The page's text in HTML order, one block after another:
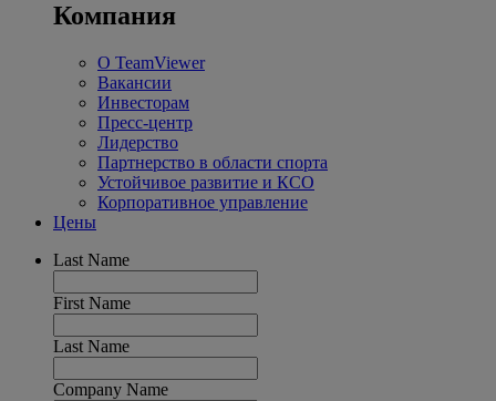
Компания
О TeamViewer
Вакансии
Инвесторам
Пресс-центр
Лидерство
Партнерство в области спорта
Устойчивое развитие и КСО
Корпоративное управление
Цены
Last Name
First Name
Last Name
Company Name